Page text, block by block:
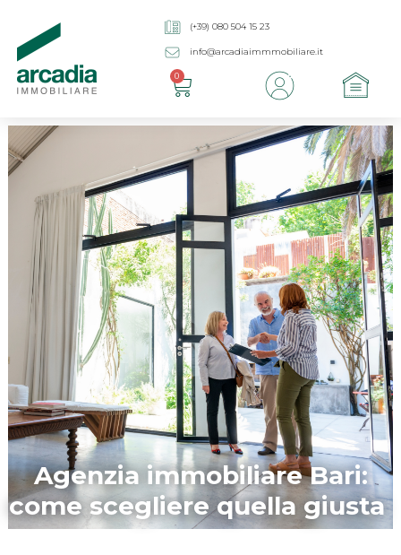
(+39) 080 504 15 23
info@arcadiaimmmobiliare.it
0
Agenzia immobiliare Bari:
come scegliere quella giusta